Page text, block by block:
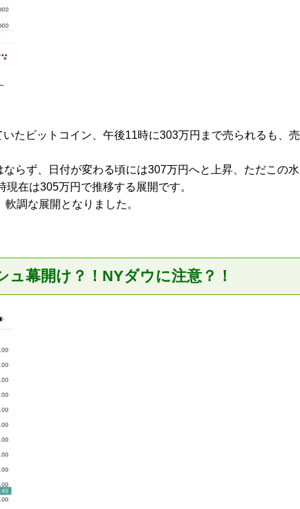
たビットコイン、午後11時に303万円まで売られるも、売
らず、日付が変わる頃には307万円へと上昇、ただこの水
在は305万円で推移する展開です。
調な展開となりました。
幕開け？！NYダウに注意？！